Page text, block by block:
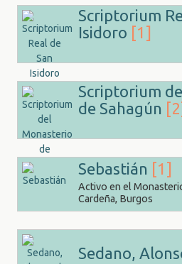
Scriptorium
Isidoro [1]
Scriptorium
de Sahagún
Sebastián [1]
Activo en el
Cardeña, Burgos
Sedano,